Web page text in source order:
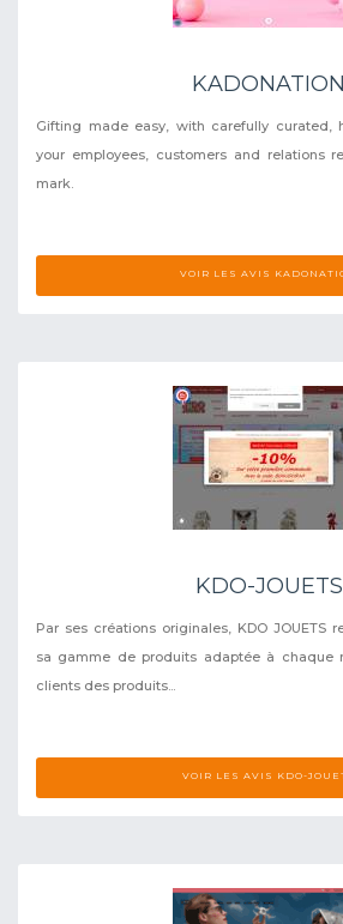
KADONATION
Gifting made easy, with carefully curated,
your employees, customers and relations
mark.
VOIR LES AVIS
KDO-JOUETS
Par ses créations originales, KDO JOUETS
sa gamme de produits adaptée à chaque
clients des produits...
VOIR LES AVIS KDO-